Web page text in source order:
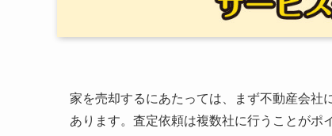
家を売却するにあたっては、まず不動産会社
あります。査定依頼は複数社に行うことがポ